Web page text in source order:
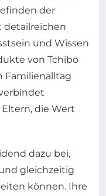
der
detailreichen
und Wissen
von Tchibo
Familienalltag
die Wert
dazu bei,
gleichzeitig
können. Ihre